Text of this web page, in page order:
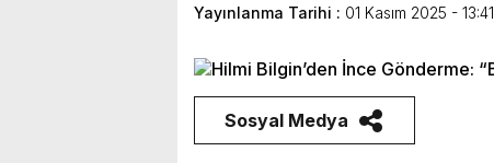
Yayınlanma Tarihi : 01 Kasım 2025 - 13:41
Sosyal Medya